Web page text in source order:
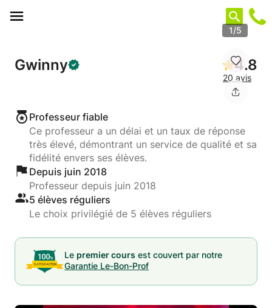
1/5
Gwinny 4.8
20 avis
Professeur fiable
Ce professeur a un délai et un taux de réponse
très élevé, démontrant un service de qualité et sa
fidélité envers ses élèves.
Depuis juin 2018
Professeur depuis juin 2018
5 élèves réguliers
Le choix privilégié de 5 élèves réguliers
Le premier cours est couvert par notre
Garantie Le-Bon-Prof